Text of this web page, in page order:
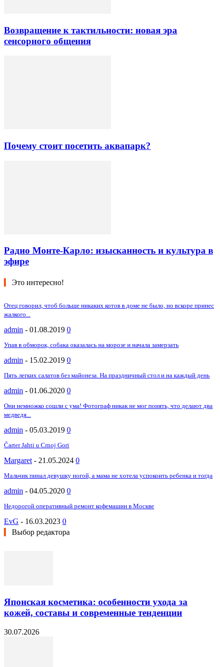
Возвращение к тактильности: новая эра
сенсорного общения
Почему стоит посетить аквапарк?
Радио Монте-Карло: изысканность и культура в
эфире
Это интересно!
Отец говорил, чтоб больше никаких котов в доме не было, но вскоре принес
жалкого...
admin - 01.08.2019 0
Упав в обморок, собака оказалась на морозе и начала замерзать
admin - 15.02.2019 0
Пять легких салатов без майонеза. На праздничный стол и на каждый день
admin - 01.06.2020 0
Они немножко сошли с ума! Фотограф никак не мог понять, что делают два
медведя...
admin - 05.03.2019 0
Čarter Jahti u Crnoj Gori
Margaret - 21.05.2024 0
Мальчик пинал девушку ногой, а мама не хотела успокоить ребенка и тогда
admin - 04.05.2020 0
Недорогой оперативный ремонт кофемашин в Москве
EvG - 16.03.2023 0
Выбор редактора
Японская косметика: особенности ухода за
кожей, составы и современные тенденции
30.07.2026